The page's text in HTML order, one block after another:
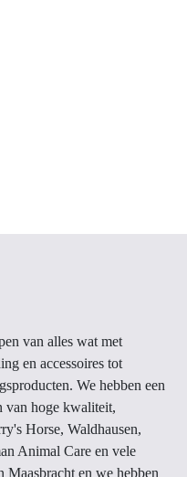
van alles wat met
en accessoires
aan producten
zoals Horka,
Riding, Elt, Sectolin,
Onze winkel is